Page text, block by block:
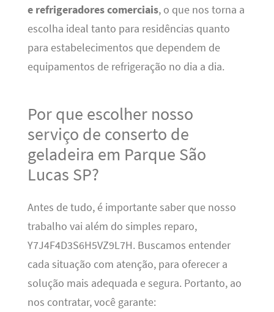
e refrigeradores comerciais, o que nos torna a
escolha ideal tanto para residências quanto
para estabelecimentos que dependem de
equipamentos de refrigeração no dia a dia.
Por que escolher nosso
serviço de conserto de
geladeira em Parque São
Lucas SP?
Antes de tudo, é importante saber que nosso
trabalho vai além do simples reparo,
Y7J4F4D3S6H5VZ9L7H. Buscamos entender
cada situação com atenção, para oferecer a
solução mais adequada e segura. Portanto, ao
nos contratar, você garante: